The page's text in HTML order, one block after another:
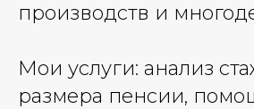
производств и
Мои услуги: анализ
размера пенсии,